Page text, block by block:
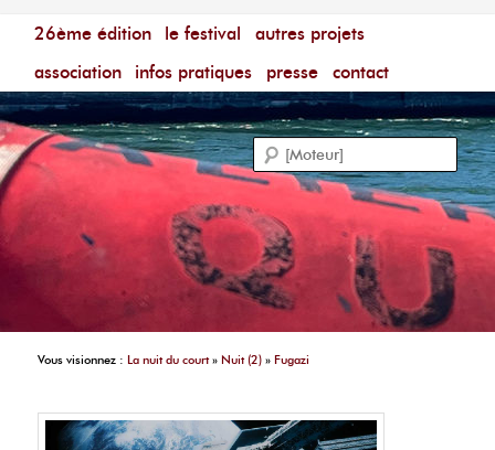
Menu principal
aller au contenu principal
aller au contenu secondaire
26ème édition le festival
autres projets
association
infos pratiques presse contact
Festival du Film Court Francophone – [Un poing c'est
Vous visionnez :La nuit du court»Nuit (2) »Fugazi